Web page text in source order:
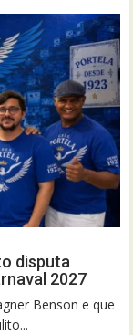
disputa
2027
Benson e que